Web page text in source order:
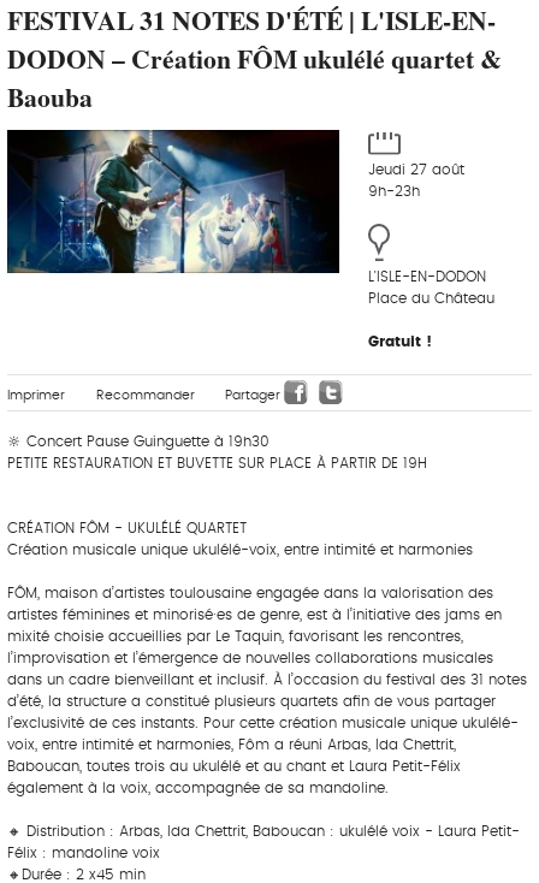
FESTIVAL 31 NOTES D'ÉTÉ | L'ISLE-EN-
DODON – Création FÔM ukulélé quartet &
Baouba
Jeudi 27 août
9h-23h
L'ISLE-EN-DODON
Place du Château
Gratuit !
Imprimer Recommander Partager
🔆 Concert Pause Guinguette à 19h30
PETITE RESTAURATION ET BUVETTE SUR PLACE À PARTIR DE 19H
CRÉATION FÔM - UKULÉLÉ QUARTET
Création musicale unique ukulélé-voix, entre intimité et harmonies
FÔM, maison d’artistes toulousaine engagée dans la valorisation des
artistes féminines et minorisé·es de genre, est à l’initiative des jams en
mixité choisie accueillies par Le Taquin, favorisant les rencontres,
l’improvisation et l’émergence de nouvelles collaborations musicales
dans un cadre bienveillant et inclusif. À l’occasion du festival des 31 notes
d’été, la structure a constitué plusieurs quartets afin de vous partager
l’exclusivité de ces instants. Pour cette création musicale unique ukulélé-
voix, entre intimité et harmonies, Fôm a réuni Arbas, Ida Chettrit,
Baboucan, toutes trois au ukulélé et au chant et Laura Petit-Félix
également à la voix, accompagnée de sa mandoline.
🔸 Distribution : Arbas, Ida Chettrit, Baboucan : ukulélé voix - Laura Petit-
Félix : mandoline voix
🔸Durée : 2 x45 min